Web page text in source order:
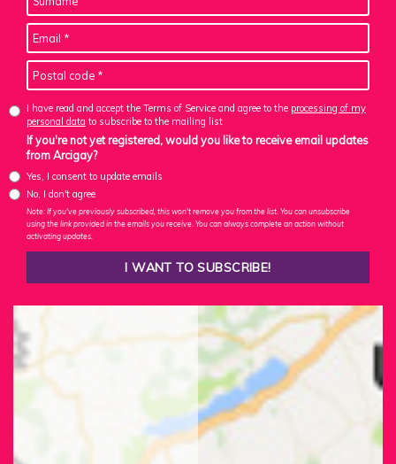
I have read and accept the Terms of Service and agree to the processing of my
personal data to subscribe to the mailing list
If you're not yet registered, would you like to receive email updates
from Arcigay?
Yes, I consent to update emails
No, I don't agree
Note: If you've previously subscribed, this won't remove you from the list. You can unsubscribe
using the link provided in the emails you receive. You can always complete an action without
activating updates.